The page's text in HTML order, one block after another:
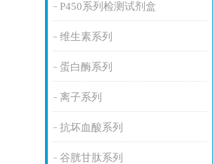
P450系列检测试剂盒
维生素系列
蛋白酶系列
离子系列
抗坏血酸系列
谷胱甘肽系列